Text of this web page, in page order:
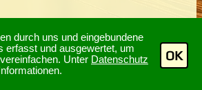
durch uns und eingebundene
erfasst und ausgewertet, um
Unter Datenschutz
OK